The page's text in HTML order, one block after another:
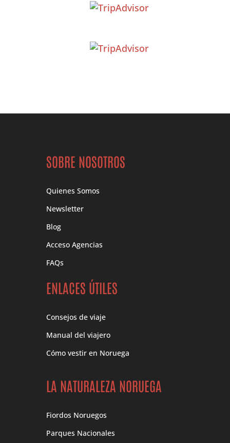
SOBRE NOSOTROS
Quienes Somos
Newsletter
Blog
Acceso Agencias
FAQs
ENLACES ÚTILES
Consejos de viaje
Manual del viajero
Cómo vestir en Noruega
LA NATURALEZA NORUEGA
Fiordos Noruegos
Parques Nacionales